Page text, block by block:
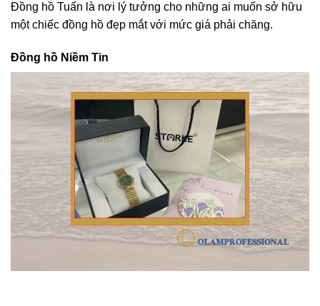
Đồng hồ Tuấn là nơi lý tưởng cho những ai muốn sở hữu
một chiếc đồng hồ đẹp mắt với mức giá phải chăng.
Đồng hồ Niềm Tin